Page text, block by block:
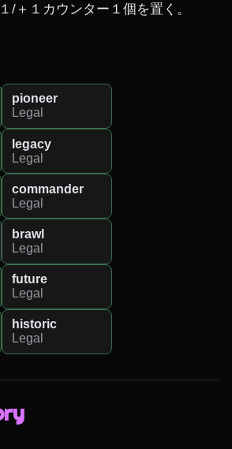
/＋１カウンター１個を置く。
pioneer
Legal
legacy
Legal
commander
Legal
brawl
Legal
future
Legal
historic
Legal